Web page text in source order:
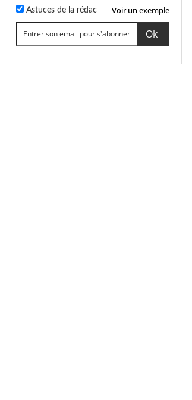
Astuces de la rédac Voir un exemple